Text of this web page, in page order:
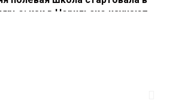
как в Норильске изучают